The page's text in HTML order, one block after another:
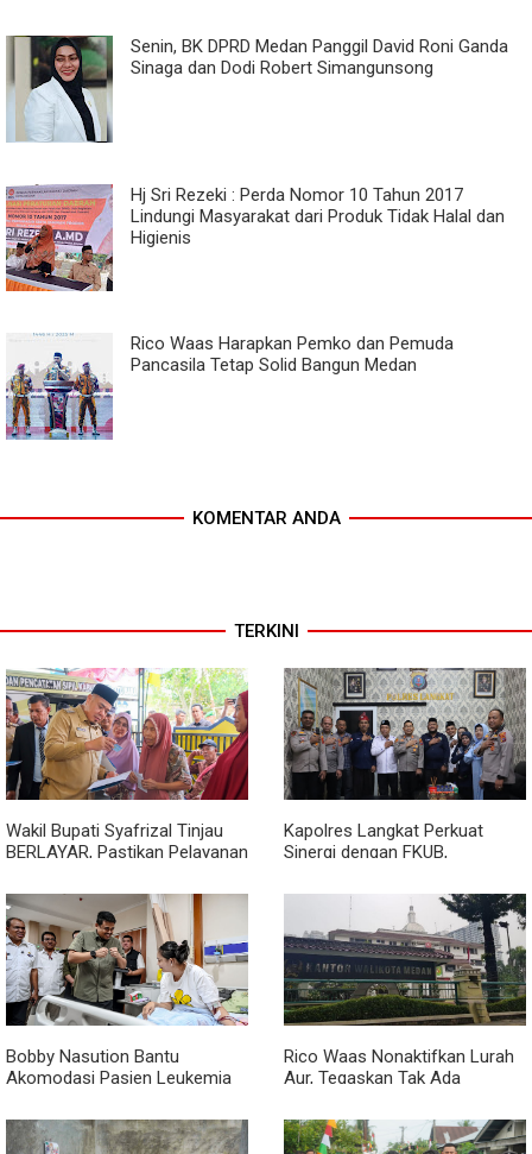
Senin, BK DPRD Medan Panggil David Roni Ganda
Sinaga dan Dodi Robert Simangunsong
Hj Sri Rezeki : Perda Nomor 10 Tahun 2017
Lindungi Masyarakat dari Produk Tidak Halal dan
Higienis
Rico Waas Harapkan Pemko dan Pemuda
Pancasila Tetap Solid Bangun Medan
KOMENTAR ANDA
TERKINI
Wakil Bupati Syafrizal Tinjau
BERLAYAR, Pastikan Pelayanan
Kapolres Langkat Perkuat
Sinergi dengan FKUB,
Pilar Menjaga Kamtibmas
Bobby Nasution Bantu
Akomodasi Pasien Leukemia
RSUD Thomsen
Rico Waas Nonaktifkan Lurah
Aur, Tegaskan Tak Ada
Wewenang